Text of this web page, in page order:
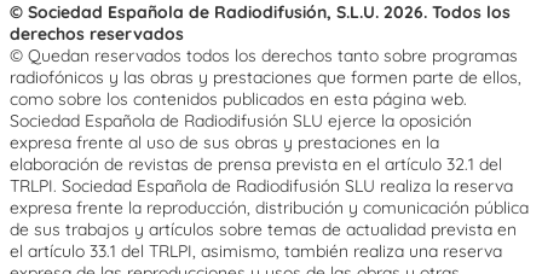
© Sociedad Española de Radiodifusión, S.L.U. 2026. Todos los
derechos reservados
© Quedan reservados todos los derechos tanto sobre programas
radiofónicos y las obras y prestaciones que formen parte de ellos,
como sobre los contenidos publicados en esta página web.
Sociedad Española de Radiodifusión SLU ejerce la oposición
expresa frente al uso de sus obras y prestaciones en la
elaboración de revistas de prensa prevista en el artículo 32.1 del
TRLPI. Sociedad Española de Radiodifusión SLU realiza la reserva
expresa frente la reproducción, distribución y comunicación pública
de sus trabajos y artículos sobre temas de actualidad prevista en
el artículo 33.1 del TRLPI, asimismo, también realiza una reserva